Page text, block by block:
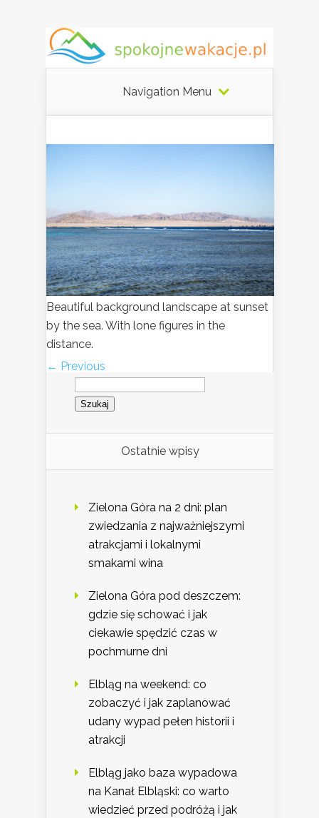
Navigation Menu
Beautiful background landscape at sunset
by the sea. With lone figures in the
distance.
← Previous
Szukaj:
Ostatnie wpisy
Zielona Góra na 2 dni: plan
zwiedzania z najważniejszymi
atrakcjami i lokalnymi
smakami wina
Zielona Góra pod deszczem:
gdzie się schować i jak
ciekawie spędzić czas w
pochmurne dni
Elbląg na weekend: co
zobaczyć i jak zaplanować
udany wypad pełen historii i
atrakcji
Elbląg jako baza wypadowa
na Kanał Elbląski: co warto
wiedzieć przed podróżą i jak